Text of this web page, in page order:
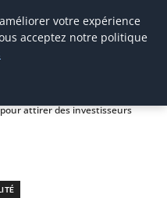
attirer des investisseurs
votre expérience
acceptez notre politique